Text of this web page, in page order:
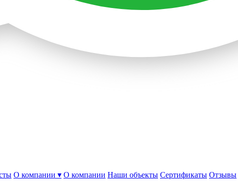
О компании ▾ О компании Наши объекты Сертификаты Отзывы